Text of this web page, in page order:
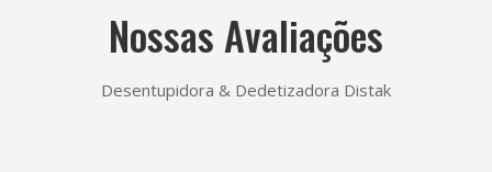
Nossas Avaliações
Desentupidora & Dedetizadora Distak